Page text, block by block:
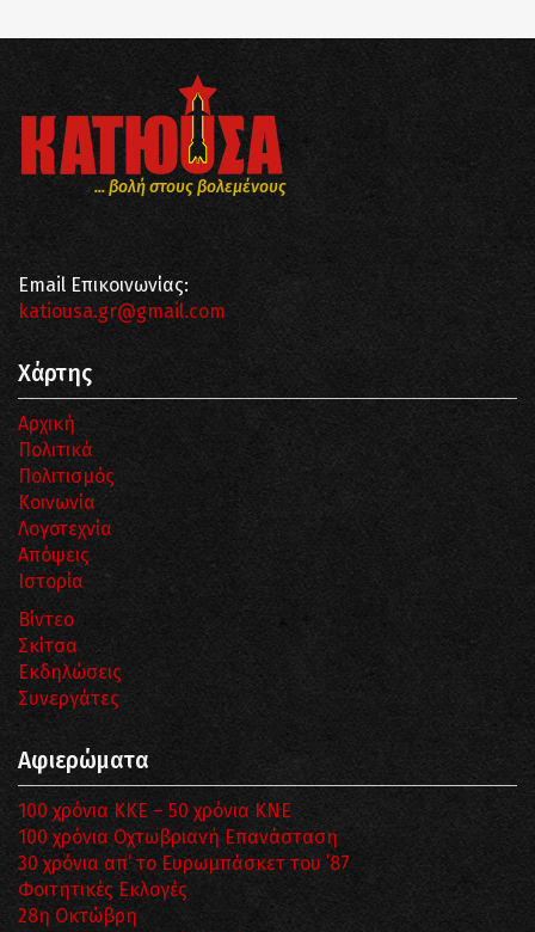
... βολή στους βολεμένους
Email Επικοινωνίας:
katiousa.gr@gmail.com
Χάρτης
Αρχική
Πολιτικά
Πολιτισμός
Κοινωνία
Λογοτεχνία
Απόψεις
Ιστορία
Βίντεο
Σκίτσα
Εκδηλώσεις
Συνεργάτες
Αφιερώματα
100 χρόνια ΚΚΕ – 50 χρόνια ΚΝΕ
100 χρόνια Οχτωβριανή Επανάσταση
30 χρόνια απ’ το Ευρωμπάσκετ του ΄87
Φοιτητικές Εκλογές
28η Οκτώβρη